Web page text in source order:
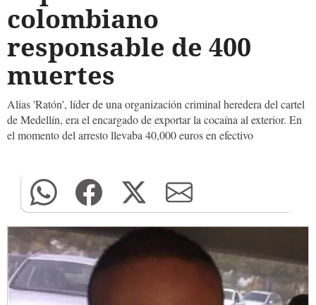
colombiano
responsable de 400
muertes
Alias 'Ratón', líder de una organización criminal heredera del cartel
de Medellín, era el encargado de exportar la cocaína al exterior. En
el momento del arresto llevaba 40,000 euros en efectivo